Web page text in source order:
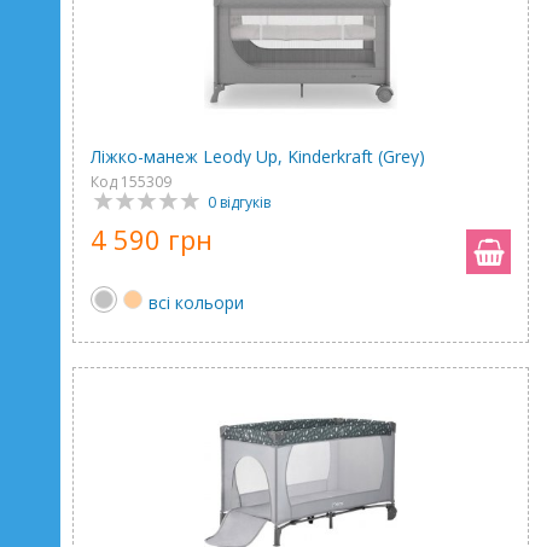
Ліжко-манеж Leody Up, Kinderkraft (Grey)
Код 155309
0 відгуків
4 590 грн
всі кольори